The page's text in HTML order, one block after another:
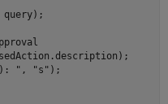
query);
n): ", "s");